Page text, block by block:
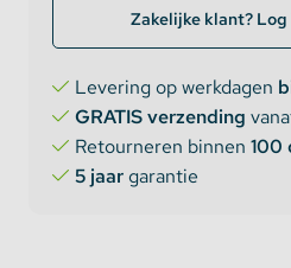
Zakelijke klant?
Levering op werkdagen
GRATIS verzending
Retourneren binnen 100
5 jaargarantie